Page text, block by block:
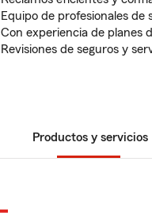
Equipo de profesionales
Con experiencia de planes
Revisiones de seguros y
Productos y servicios